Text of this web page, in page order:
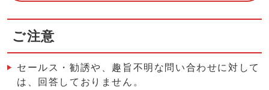
ご注意
セールス・勧誘や、趣旨不明な問い合わせに対して
は、回答しておりません。